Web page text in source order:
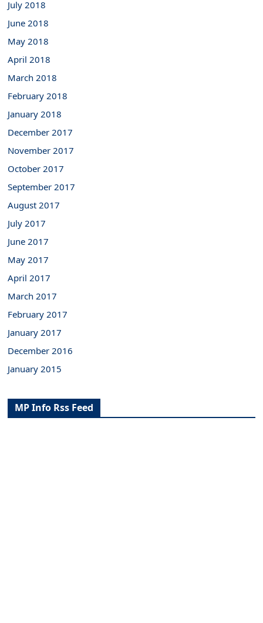
July 2018
June 2018
May 2018
April 2018
March 2018
February 2018
January 2018
December 2017
November 2017
October 2017
September 2017
August 2017
July 2017
June 2017
May 2017
April 2017
March 2017
February 2017
January 2017
December 2016
January 2015
MP Info Rss Feed